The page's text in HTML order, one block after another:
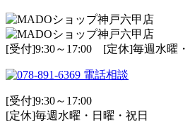
[受付]9:30～17:00 [定休]毎週水曜・
電話相談
[受付]9:30～17:00
[定休]毎週水曜・日曜・祝日